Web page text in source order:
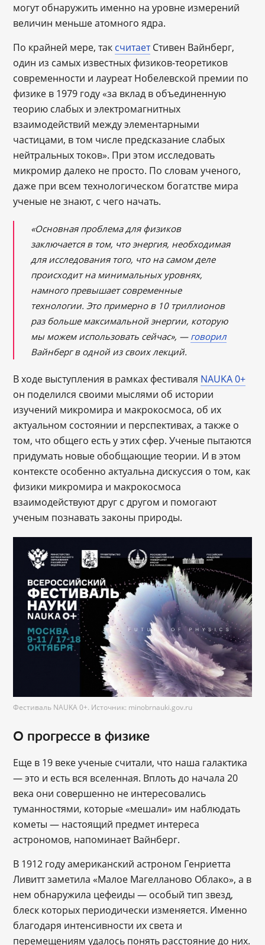
могут обнаружить именно на уровне измерений
величин меньше атомного ядра.
По крайней мере, так считаетСтивен Вайнберг,
один из самых известных физиков-теоретиков
современности и лауреат Нобелевской премии по
физике в 1979 году «за вклад в объединенную
теорию слабых и электромагнитных
взаимодействий между элементарными
частицами, в том числе предсказание слабых
нейтральных токов». При этом исследовать
микромир далеко не просто. По словам ученого,
даже при всем технологическом богатстве мира
ученые не знают, с чего начать.
«Основная проблема для физиков
заключается в том, что энергия, необходимая
для исследования того, что на самом деле
происходит на минимальных уровнях,
намного превышает современные
технологии. Это примерно в 10 триллионов
раз больше максимальной энергии, которую
мы можем использовать сейчас», — говорил
Вайнберг в одной из своих лекций.
В ходе выступления в рамках фестиваля NAUKA 0+
он поделился своими мыслями об истории
изучений микромира и макрокосмоса, об их
актуальном состоянии и перспективах, а также о
том, что общего есть у этих сфер. Ученые пытаются
придумать новые обобщающие теории. И в этом
контексте особенно актуальна дискуссия о том, как
физики микромира и макрокосмоса
взаимодействуют друг с другом и помогают
ученым познавать законы природы.
Фестиваль NAUKA 0+. Источник: minobrnauki.gov.ru
О прогрессе в физике
Еще в 19 веке ученые считали, что наша галактика
— это и есть вся вселенная. Вплоть до начала 20
века они совершенно не интересовались
туманностями, которые «мешали» им наблюдать
кометы — настоящий предмет интереса
астрономов, напоминает Вайнберг.
В 1912 году американский астроном Генриетта
Ливитт заметила «Малое Магелланово Облако», а в
нем обнаружила цефеиды — особый тип звезд,
блеск которых периодически изменяется. Именно
благодаря интенсивности их света и
перемещениям удалось понять расстояние до них.